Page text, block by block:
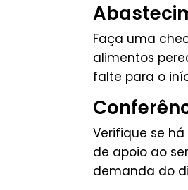
Faça uma
alimentos
falte para o
Verifique se
de apoio ao
demanda do